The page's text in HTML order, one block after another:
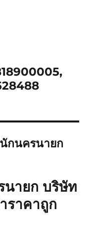
กนครนายก
นายก บริษัท
ราคาถูก